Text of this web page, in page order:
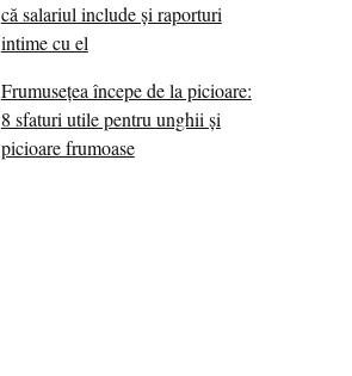
că salariul include și raporturi
intime cu el
Frumusețea începe de la picioare:
8 sfaturi utile pentru unghii și
picioare frumoase